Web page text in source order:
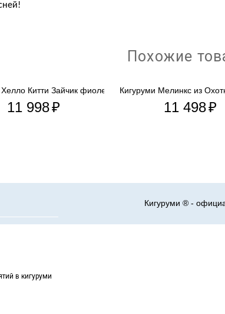
Похожие
Хелло Китти Зайчик фиолетовый
11 998₽
Кигуруми Мелинкс из
11 498₽
в кигуруми
Кигуруми ® -